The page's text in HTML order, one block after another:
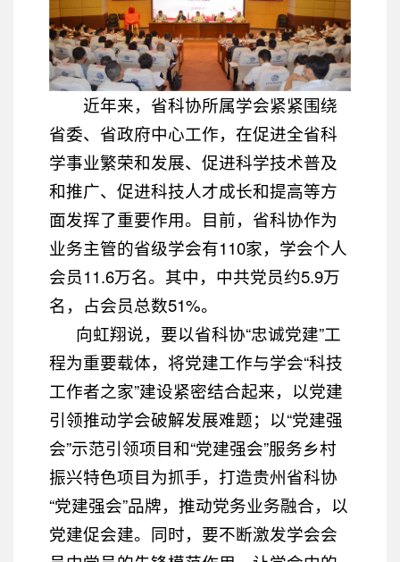
近年来，省科协所属学会紧紧围绕
省委、省政府中心工作，在促进全省科
学事业繁荣和发展、促进科学技术普及
和推广、促进科技人才成长和提高等方
面发挥了重要作用。目前，省科协作为
业务主管的省级学会有110家，学会个人
会员11.6万名。其中，中共党员约5.9万
名，占会员总数51%。
向虹翔说，要以省科协“忠诚党建”工
程为重要载体，将党建工作与学会“科技
工作者之家”建设紧密结合起来，以党建
引领推动学会破解发展难题；以“党建强
会”示范引领项目和“党建强会”服务乡村
振兴特色项目为抓手，打造贵州省科协
“党建强会”品牌，推动党务业务融合，以
党建促会建。同时，要不断激发学会会